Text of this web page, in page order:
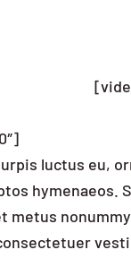
luctus eu,
hymenaeos.
metus